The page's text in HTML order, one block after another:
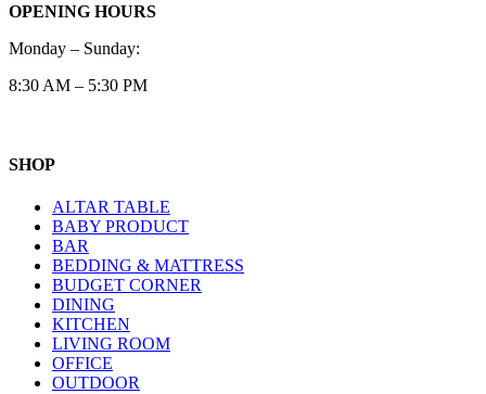
OPENING HOURS
Monday – Sunday:
8:30 AM – 5:30 PM
SHOP
ALTAR TABLE
BABY PRODUCT
BAR
BEDDING & MATTRESS
BUDGET CORNER
DINING
KITCHEN
LIVING ROOM
OFFICE
OUTDOOR